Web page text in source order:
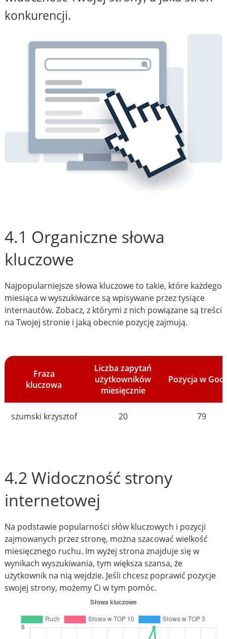
konkurencji.
4.1 Organiczne słowa
kluczowe
Najpopularniejsze słowa kluczowe to takie, które każdego
miesiąca w wyszukiwarce są wpisywane przez tysiące
internautów. Zobacz, z którymi z nich powiązane są treści
na Twojej stronie i jaką obecnie pozycję zajmują.
Fraza
kluczowa
Liczba zapytań
użytkowników
miesięcznie
Pozycja w
szumski krzysztof 20 79
4.2 Widoczność strony
internetowej
Na podstawie popularności słów kluczowych i pozycji
zajmowanych przez stronę, można szacować wielkość
miesięcznego ruchu. Im wyżej strona znajduje się w
wynikach wyszukiwania, tym większa szansa, że
użytkownik na nią wejdzie. Jeśli chcesz poprawić pozycje
swojej strony, możemy Ci w tym pomóc.